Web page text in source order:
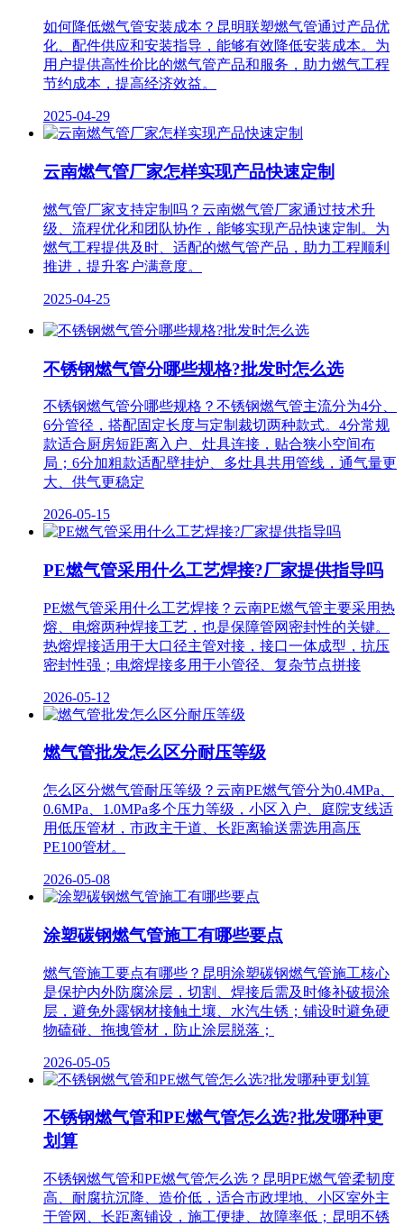
如何降低燃气管安装成本？昆明联塑燃气管通过产品优
化、配件供应和安装指导，能够有效降低安装成本。为
用户提供高性价比的燃气管产品和服务，助力燃气工程
节约成本，提高经济效益。
2025-04-29
云南燃气管厂家怎样实现产品快速定制
燃气管厂家支持定制吗？云南燃气管厂家通过技术升
级、流程优化和团队协作，能够实现产品快速定制。为
燃气工程提供及时、适配的燃气管产品，助力工程顺利
推进，提升客户满意度。
2025-04-25
不锈钢燃气管分哪些规格?批发时怎么选
不锈钢燃气管分哪些规格？不锈钢燃气管主流分为4分、
6分管径，搭配固定长度与定制裁切两种款式。4分常规
款适合厨房短距离入户、灶具连接，贴合狭小空间布
局；6分加粗款适配壁挂炉、多灶具共用管线，通气量更
大、供气更稳定
2026-05-15
PE燃气管采用什么工艺焊接?厂家提供指导吗
PE燃气管采用什么工艺焊接？云南PE燃气管主要采用热
熔、电熔两种焊接工艺，也是保障管网密封性的关键。
热熔焊接适用于大口径主管对接，接口一体成型，抗压
密封性强；电熔焊接多用于小管径、复杂节点拼接
2026-05-12
燃气管批发怎么区分耐压等级
怎么区分燃气管耐压等级？云南PE燃气管分为0.4MPa、
0.6MPa、1.0MPa多个压力等级，小区入户、庭院支线适
用低压管材，市政主干道、长距离输送需选用高压
PE100管材。
2026-05-08
涂塑碳钢燃气管施工有哪些要点
燃气管施工要点有哪些？昆明涂塑碳钢燃气管施工核心
是保护内外防腐涂层，切割、焊接后需及时修补破损涂
层，避免外露钢材接触土壤、水汽生锈；铺设时避免硬
物磕碰、拖拽管材，防止涂层脱落；
2026-05-05
不锈钢燃气管和PE燃气管怎么选?批发哪种更
划算
不锈钢燃气管和PE燃气管怎么选？昆明PE燃气管柔韧度
高、耐腐抗沉降、造价低，适合市政埋地、小区室外主
干管网、长距离铺设，施工便捷、故障率低；昆明不锈